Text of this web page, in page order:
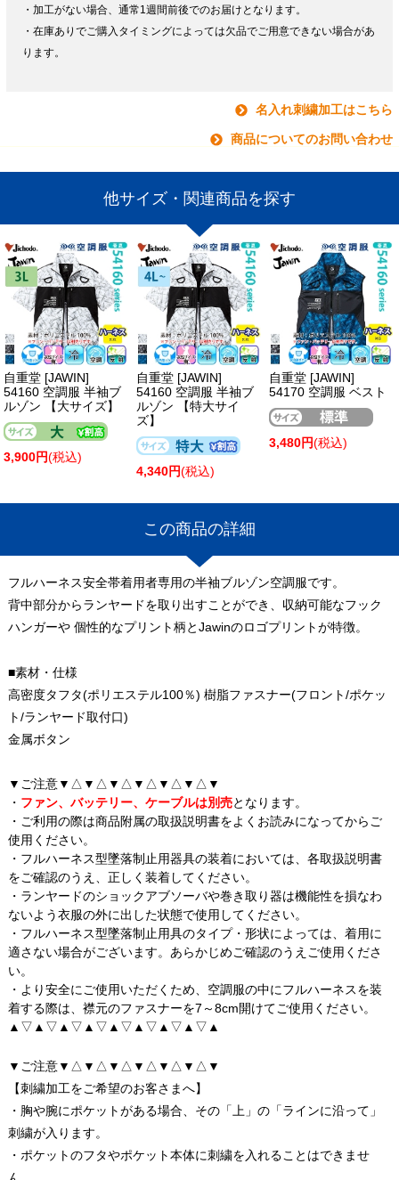
・加工がない場合、通常1週間前後でのお届けとなります。
・在庫ありでご購入タイミングによっては欠品でご用意できない場合があ
ります。
名入れ刺繍加工はこちら
商品についてのお問い合わせ
他サイズ・関連商品を探す
自重堂 [JAWIN]
54160 空調服 半袖ブ
ルゾン 【大サイズ】
3,900円(税込)
自重堂 [JAWIN]
54160 空調服 半袖ブ
ルゾン 【特大サイ
ズ】
4,340円(税込)
自重堂 [JAWIN]
54170 空調服 ベスト
3,480円(税込)
この商品の詳細
フルハーネス安全帯着用者専用の半袖ブルゾン空調服です。
背中部分からランヤードを取り出すことができ、収納可能なフック
ハンガーや 個性的なプリント柄とJawinのロゴプリントが特徴。
■素材・仕様
高密度タフタ(ポリエステル100％) 樹脂ファスナー(フロント/ポケッ
ト/ランヤード取付口)
金属ボタン
▼ご注意▼△▼△▼△▼△▼△▼△▼
・ ファン、バッテリー、ケーブルは別売となります。
・ご利用の際は商品附属の取扱説明書をよくお読みになってからご
使用ください。
・フルハーネス型墜落制止用器具の装着においては、各取扱説明書
をご確認のうえ、正しく装着してください。
・ランヤードのショックアブソーバや巻き取り器は機能性を損なわ
ないよう衣服の外に出した状態で使用してください。
・フルハーネス型墜落制止用具のタイプ・形状によっては、着用に
適さない場合がございます。あらかじめご確認のうえご使用くださ
い。
・より安全にご使用いただくため、空調服の中にフルハーネスを装
着する際は、襟元のファスナーを7～8cm開けてご使用ください。
▲▽▲▽▲▽▲▽▲▽▲▽▲▽▲▽▲
▼ご注意▼△▼△▼△▼△▼△▼△▼
【刺繍加工をご希望のお客さまへ】
・胸や腕にポケットがある場合、その「上」の「ラインに沿って」
刺繍が入ります。
・ポケットのフタやポケット本体に刺繍を入れることはできませ
ん。